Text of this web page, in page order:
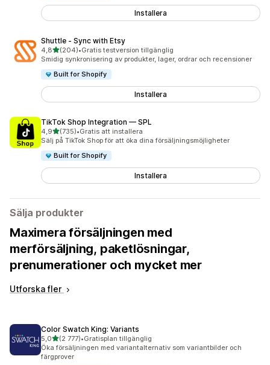
Installera
Shuttle ‑ Sync with Etsy
4,8av 5 stjärnor
(204)
204 recensioner totalt
•Gratis testversion tillgänglig
Smidig synkronisering av produkter, lager, ordrar och recensioner
Built for Shopify
Installera
TikTok Shop Integration — SPL
4,9av 5 stjärnor
(735)
735 recensioner totalt
•Gratis att installera
Sälj på TikTok Shop för att öka dina försäljningsmöjligheter
Built for Shopify
Installera
Sälja produkter
Maximera försäljningen med
merförsäljning, paketlösningar,
prenumerationer och mycket mer
Utforska fler
Color Swatch King: Variants
5,0av 5 stjärnor
(2 777)
2777 recensioner totalt
•Gratisplan tillgänglig
Öka försäljningen med variantalternativ som variantbilder och
färgprover